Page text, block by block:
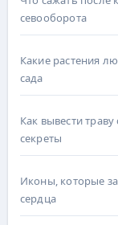
севооборота
Какие растения
сада
Как вывести
секреты
Иконы, которые
сердца